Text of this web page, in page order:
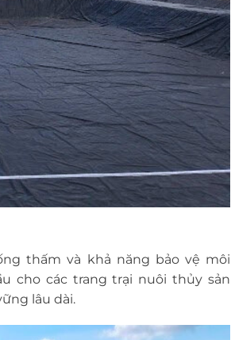
thấm và khả năng bảo vệ môi
cho các trang trại nuôi thủy sản
lâu dài.